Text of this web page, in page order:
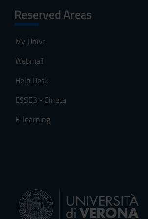
Reserved Areas
My Univr
Webmail
Help Desk
ESSE3 - Cineca
E-learning